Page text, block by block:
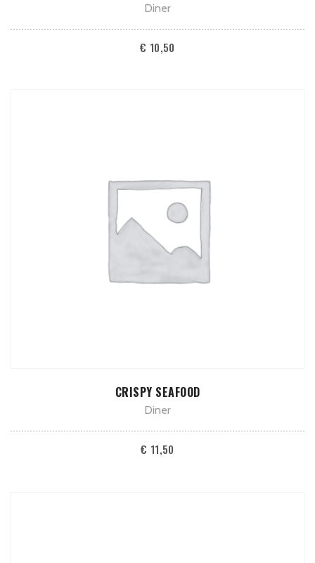
Diner
€ 10,50
TOEVOEGEN AAN WINKELWAGEN
CRISPY SEAFOOD
Diner
€ 11,50